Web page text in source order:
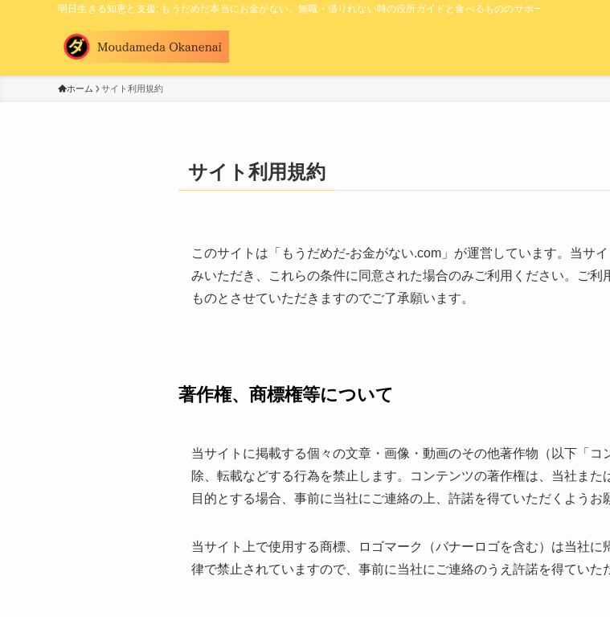
明日生きる知恵と支援: もうだめだ本当にお金がない、無職・借りれない時の役所ガイドと食べるもののサポート | もうだめだ
ホーム サイト利用規約
サイト利用規約
このサイトは「もうだめだ-お金がない.com」が運営しています。当サ
みいただき、これらの条件に同意された場合のみご利用ください。ご
ものとさせていただきますのでご了承願います。
著作権、商標権等について
当サイトに掲載する個々の文章・画像・動画のその他著作物（以下「
除、転載などする行為を禁止します。コンテンツの著作権は、当社ま
目的とする場合、事前に当社にご連絡の上、許諾を得ていただくようお
当サイト上で使用する商標、ロゴマーク（バナーロゴを含む）は当社
律で禁止されていますので、事前に当社にご連絡のうえ許諾を得ていた